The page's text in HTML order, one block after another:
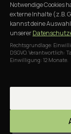
Mehr
Live-
Notwendige Cookies
externe Inhalte (z.B.
kannst deine
unserer
Rechtsgrundlage:
DSGVO. Verantwortlich:
Einwilligung: 12 Monate.